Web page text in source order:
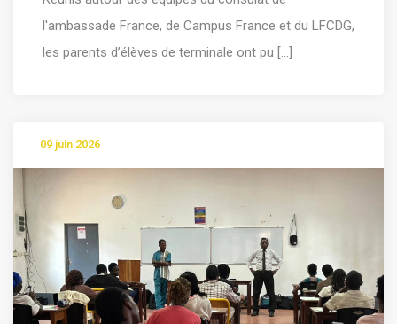
l'ambassade France, de Campus France et du LFCDG,
les parents d’élèves de terminale ont pu [...]
09 juin 2026